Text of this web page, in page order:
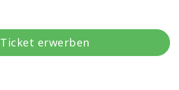
Ticket erwerben